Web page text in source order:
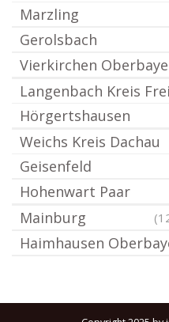
Marzling
Gerolsbach
Vierkirchen
Langenbach Kreis
Hörgertshausen
Weichs Kreis Dachau
Geisenfeld
Hohenwart Paar
Mainburg
Haimhausen